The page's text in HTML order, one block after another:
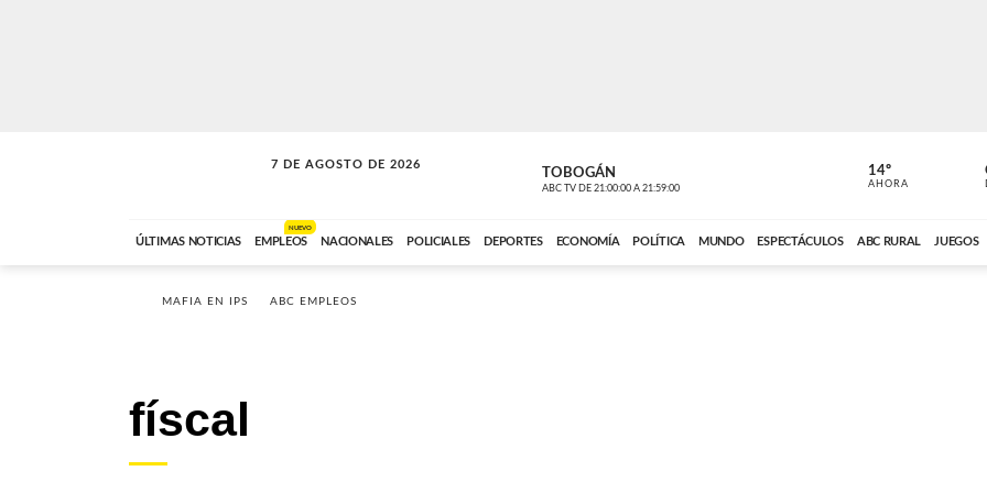
7 DE AGOSTO DE 2026
SOLO MÚSICA TOBOGÁN
ABC TV DE 21:00:00 A 21:59:00
DE TODO
ABC CARDINAL
14º
AHORA
ÚLTIMAS NOTICIAS EMPLEOS
NUEVO
NACIONALES POLICIALES DEPORTES ECONOMÍA POLÍTICA MUNDO ESPECTÁCULOS ABC RURAL JUEGOS
MAFIA EN IPS ABC EMPLEOS
físcal